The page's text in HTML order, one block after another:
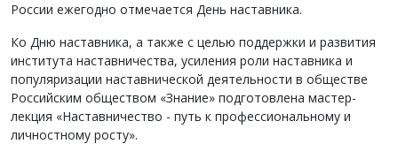
России ежегодно отмечается День наставника.
Ко Дню наставника, а также с целью поддержки и развития
института наставничества, усиления роли наставника и
популяризации наставнической деятельности в обществе
Российским обществом «Знание» подготовлена мастер-
лекция «Наставничество - путь к профессиональному и
личностному росту».